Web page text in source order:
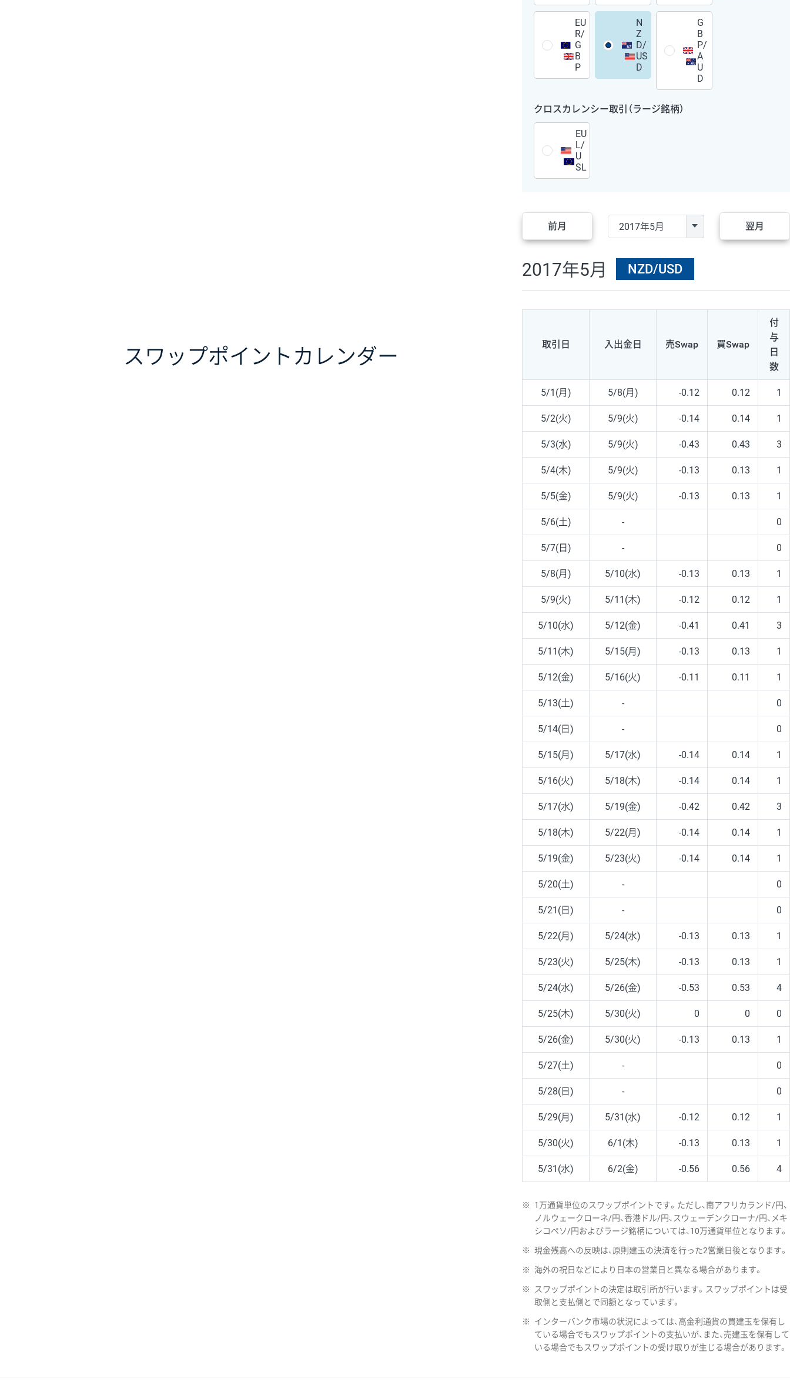
スワップポイント カレンダー
EU
R/
G
B
P
N
Z
D/
US
D
G
B
P/
A
U
D
クロスカレンシー取引（ラージ銘柄）
EU
L/
U
SL
前月 翌月
2017年5月 NZD/USD
取引日 入出金日 売Swap 買Swap
付
与
日
数
5/1(月) 5/8(月) -0.12 0.12 1
5/2(火) 5/9(火) -0.14 0.14 1
5/3(水) 5/9(火) -0.43 0.43 3
5/4(木) 5/9(火) -0.13 0.13 1
5/5(金) 5/9(火) -0.13 0.13 1
5/6(土) - 0
5/7(日) - 0
5/8(月) 5/10(水) -0.13 0.13 1
5/9(火) 5/11(木) -0.12 0.12 1
5/10(水) 5/12(金) -0.41 0.41 3
5/11(木) 5/15(月) -0.13 0.13 1
5/12(金) 5/16(火) -0.11 0.11 1
5/13(土) - 0
5/14(日) - 0
5/15(月) 5/17(水) -0.14 0.14 1
5/16(火) 5/18(木) -0.14 0.14 1
5/17(水) 5/19(金) -0.42 0.42 3
5/18(木) 5/22(月) -0.14 0.14 1
5/19(金) 5/23(火) -0.14 0.14 1
5/20(土) - 0
5/21(日) - 0
5/22(月) 5/24(水) -0.13 0.13 1
5/23(火) 5/25(木) -0.13 0.13 1
5/24(水) 5/26(金) -0.53 0.53 4
5/25(木) 5/30(火) 0 0 0
5/26(金) 5/30(火) -0.13 0.13 1
5/27(土) - 0
5/28(日) - 0
5/29(月) 5/31(水) -0.12 0.12 1
5/30(火) 6/1(木) -0.13 0.13 1
5/31(水) 6/2(金) -0.56 0.56 4
※
1万通貨単位のスワップポイントです。ただし、南アフリカランド/円、
ノルウェークローネ/円、香港ドル/円、スウェーデンクローナ/円、メキ
シコペソ/円およびラージ銘柄については、10万通貨単位となります。
※ 現金残高への反映は、原則建玉の決済を行った2営業日後となります。
※ 海外の祝日などにより日本の営業日と異なる場合があります。
※
スワップポイントの決定は取引所が行います。スワップポイントは受
取側と支払側とで同額となっています。
※
インターバンク市場の状況によっては、高金利通貨の買建玉を保有し
ている場合でもスワップポイントの支払いが、また、売建玉を保有して
いる場合でもスワップポイントの受け取りが生じる場合があります。